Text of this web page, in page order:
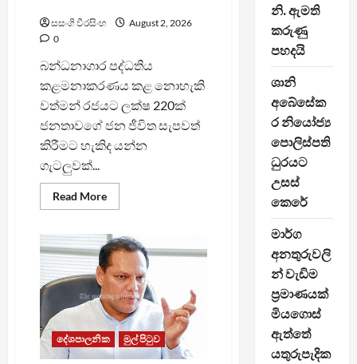
සසංගි වීරසිංහ
August 2, 2026
0
බන්ධනාගාර පද්ධතිය
කළමනාකරණය කළ නොහැකි
වත්මන් රජයට ලක්ෂ 220ක්
ජනතාවගේ ජන ජීවිත සැපවත්
කිරීමට හැකිද යන්න
ගැටලුවක්...
Read MoreRead
more
පාලනය
කරන්න
බැරි
රජය
රට
පාලනය
කරන්නේ
කොහොමද?
–
සජිත්
දේශපාලනික මුල් පිටුව
නි. ඇමති
කරුණු
පහදයි
ශානි
අබේසේක
ර නියෝජ්‍ය
පොලිස්පති
ධුරයට
උසස්
කෙරේ
මාර්ග
අනතුරුවලි
න් වැඩිම
ප්‍රමාණයක්
මියගොස්
ඇත්තේ
යතුරුපැදික